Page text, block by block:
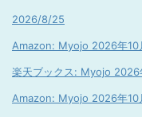
2026/8/25
Amazon: Myojo 2026年10
楽天ブックス: Myojo
Amazon: Myojo 2026年10